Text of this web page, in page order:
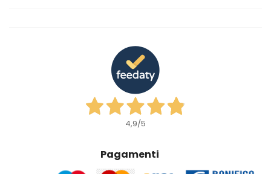
4,9/5
Pagamenti